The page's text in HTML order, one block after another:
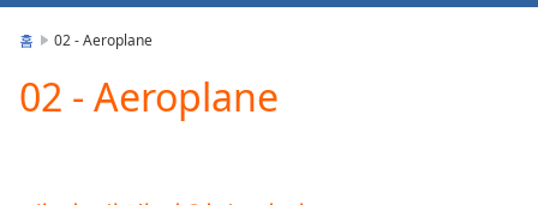
Player
Play
Video
홈 02 - Aeroplane
02 - Aeroplane